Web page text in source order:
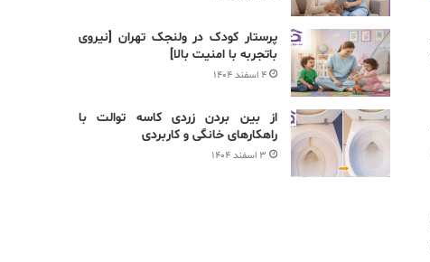
پرستار کودک در ولنجک تهران [نیروی
باتجربه با امنیت بالا]
۴ اسفند ۱۴۰۴
از بین بردن زردی کاسه توالت با
راهکارهای خانگی و کاربردی
۳ اسفند ۱۴۰۴